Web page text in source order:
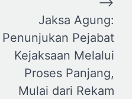
Jaksa Agung:
Penunjukan Pejabat
Kejaksaan Melalui
Proses Panjang,
Mulai dari Rekam